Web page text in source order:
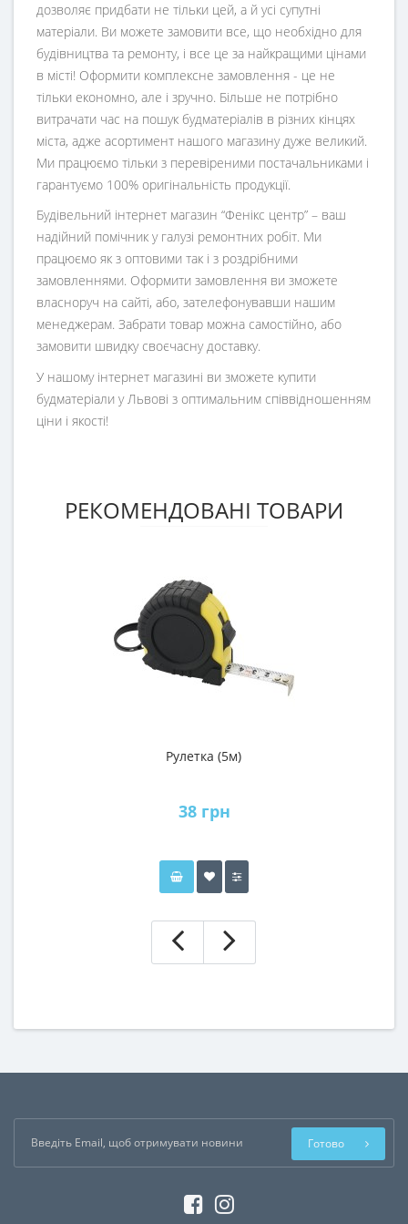
дозволяє придбати не тільки цей, а й усі супутні
матеріали. Ви можете замовити все, що необхідно для
будівництва та ремонту, і все це за найкращими цінами
в місті! Оформити комплексне замовлення - це не
тільки економно, але і зручно. Більше не потрібно
витрачати час на пошук будматеріалів в різних кінцях
міста, адже асортимент нашого магазину дуже великий.
Ми працюємо тільки з перевіреними постачальниками і
гарантуємо 100% оригінальність продукції.
Будівельний інтернет магазин “Фенікс центр” – ваш
надійний помічник у галузі ремонтних робіт. Ми
працюємо як з оптовими так і з роздрібними
замовленнями. Оформити замовлення ви зможете
власноруч на сайті, або, зателефонувавши нашим
менеджерам. Забрати товар можна самостійно, або
замовити швидку своєчасну доставку.
У нашому інтернет магазині ви зможете купити
будматеріали у Львові з оптимальним співвідношенням
ціни і якості!
РЕКОМЕНДОВАНІ ТОВАРИ
Рулетка (5м)
38 грн
Готово